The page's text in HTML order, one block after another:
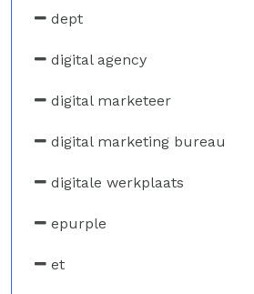
dept
digital agency
digital marketeer
digital marketing bureau
digitale werkplaats
epurple
et